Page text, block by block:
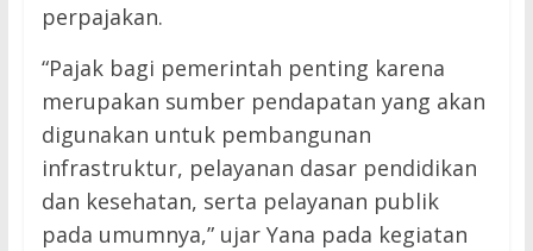
perpajakan.
“Pajak bagi pemerintah penting karena
merupakan sumber pendapatan yang akan
digunakan untuk pembangunan
infrastruktur, pelayanan dasar pendidikan
dan kesehatan, serta pelayanan publik
pada umumnya,” ujar Yana pada kegiatan